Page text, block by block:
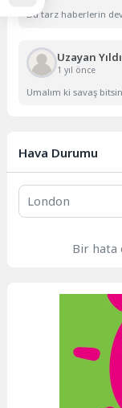
Bu tarz haberlerin
Uzayan
1 yıl önce
Umalım ki savaş
Hava Durumu
Bir hata